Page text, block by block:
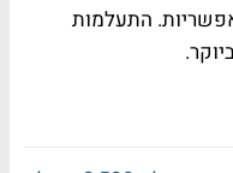
אפשריות. התעלמות